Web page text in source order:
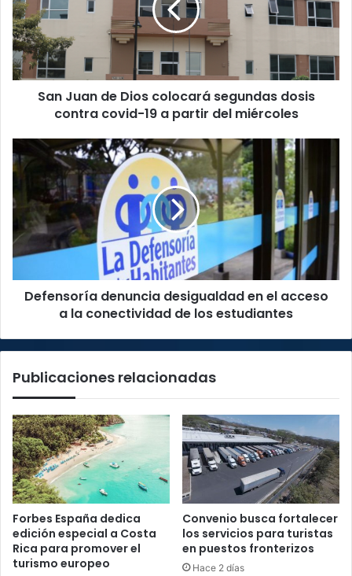
colocará
segundas
dosis
contra
covid-
miércoles
San Juan de Dios colocará segundas dosis
contra covid-19 a partir del miércoles
Defensoría
denuncia
desigualdad
en
el
acceso
a
la
conectividad
Defensoría denuncia desigualdad en el acceso
a la conectividad de los estudiantes
Publicaciones relacionadas
Forbes España dedica
edición especial a Costa
Rica para promover el
turismo europeo
Convenio busca fortalecer
los servicios para turistas
en puestos fronterizos
Hace 2 días